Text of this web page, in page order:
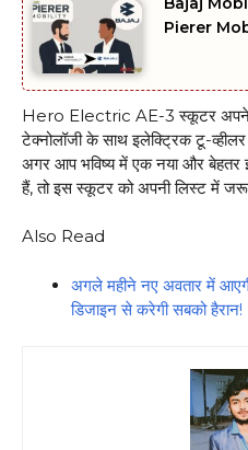
Pierer
Hero Electric AE-3 स्कूटर अपने
टेक्नोलॉजी के साथ इलेक्ट्रिक टू-
अगर आप भविष्य में एक नया और बेहतर
हैं, तो इस स्कूटर को अपनी लिस्ट में
Also Read
अगले महीने नए अवतार में
डिजाइन से करेगी सबको हैरान!